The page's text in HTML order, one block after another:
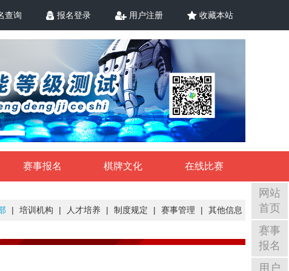
查询 报名登录 用户注册 收藏本站
赛事报名 棋牌文化 在线比赛
| 培训机构 | 人才培养 | 制度规定 | 赛事管理 | 其他信息
网站
首页
赛事
报名
用户